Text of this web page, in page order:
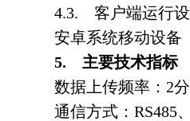
4.3. 客户端运行
安卓系统移动设备
5. 主要技术指标
数据上传频率：2
通信方式：RS485